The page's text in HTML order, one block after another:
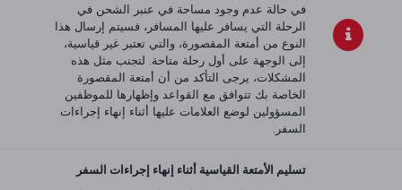
في حالة عدم وجود مساحة في عنبر الشحن في
الرحلة التي يسافر عليها المسافر، فسيتم إرسال هذا
النوع من أمتعة المقصورة، والتي تعتبر غير قياسية،
إلى الوجهة على أول رحلة متاحة. لتجنب مثل هذه
المشكلات، يرجى التأكد من أن أمتعة المقصورة
الخاصة بك تتوافق مع القواعد وإظهارها للموظفين
المسؤولين لوضع العلامات عليها أثناء إنهاء إجراءات
السفر.
تسليم الأمتعة القياسية أثناء إنهاء إجراءات السفر